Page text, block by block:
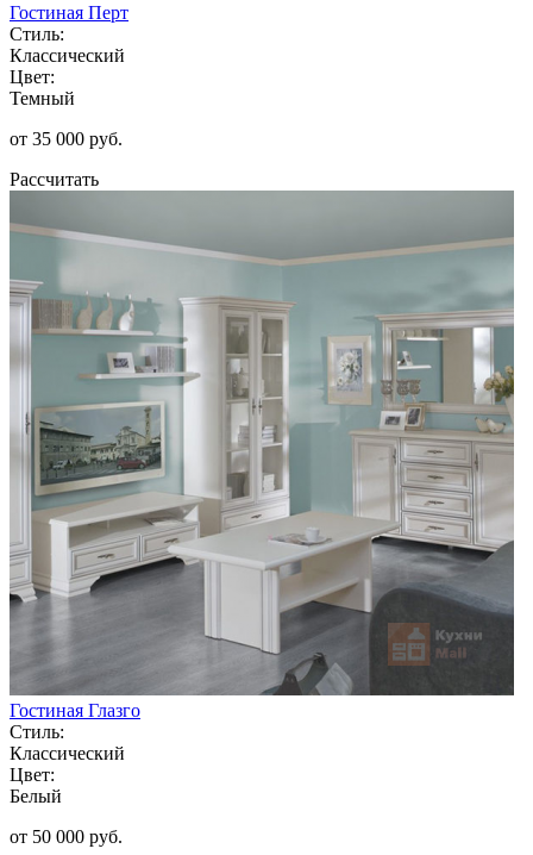
Гостиная Перт
Стиль:
Классический
Цвет:
Темный
от 35 000 руб.
Рассчитать
Гостиная Глазго
Стиль:
Классический
Цвет:
Белый
от 50 000 руб.